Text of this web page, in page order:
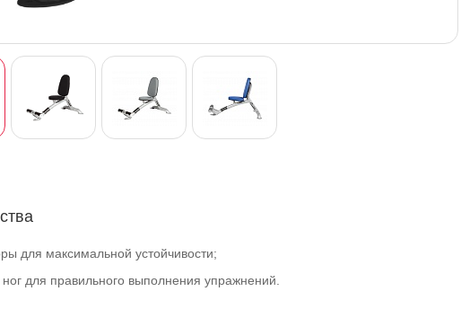
для максимальной устойчивости;
для правильного выполнения упражнений.